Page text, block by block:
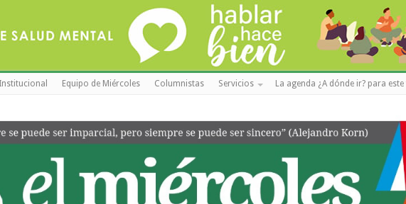
Institucional Equipo de Miércoles Columnistas Servicios La agenda ¿A dónde ir? para este